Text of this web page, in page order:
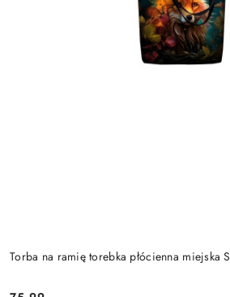
Torba na ramię torebka płócienna miejska